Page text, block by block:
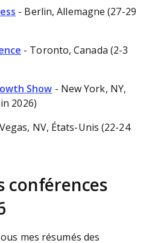
- Berlin, Allemagne (27-29
- Toronto, Canada (2-3
Show - New York, NY,
2026)
NV, États-Unis (22-24
conférences
mes résumés des